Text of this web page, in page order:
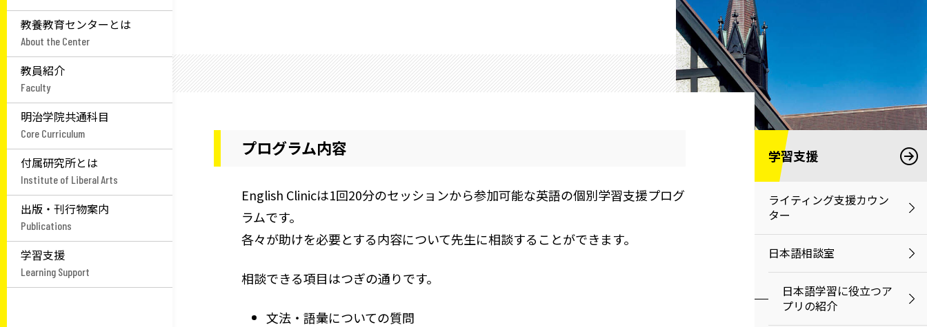
教養教育センターとは
About the Center
教員紹介
Faculty
明治学院共通科目
Core Curriculum
付属研究所とは
Institute of Liberal Arts
出版・刊行物案内
Publications
学習支援
Learning Support
プログラム内容
English Clinicは1回20分のセッションから参加可能な英語の個別学習支援プログ
ラムです。
各々が助けを必要とする内容について先生に相談することができます。
相談できる項目はつぎの通りです。
文法・語彙についての質問
学習支援
ライティング支援カウン
ター
日本語相談室
日本語学習に役立つア
プリの紹介